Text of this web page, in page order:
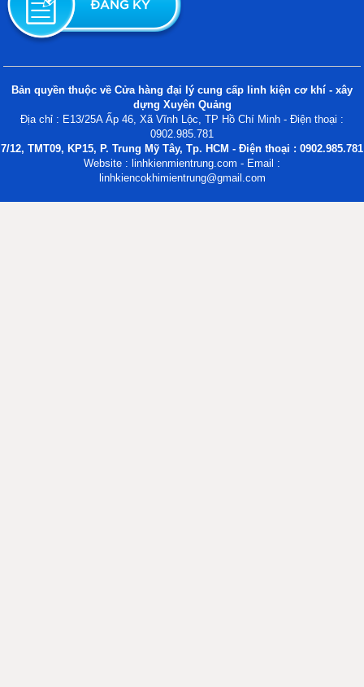
Bản quyền thuộc về Cửa hàng đại lý cung cấp linh kiện cơ khí - xây
dựng Xuyên Quảng
Địa chỉ : E13/25A Ấp 46, Xã Vĩnh Lộc, TP Hồ Chí Minh - Điện thoại :
0902.985.781
7/12, TMT09, KP15, P. Trung Mỹ Tây, Tp. HCM - Điện thoại : 0902.985.781
Website : linhkienmientrung.com - Email :
linhkiencokhimientrung@gmail.com